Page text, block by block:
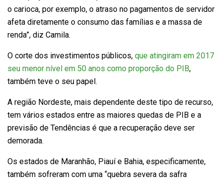
o carioca, por exemplo, o atraso no pagamentos de servidor
afeta diretamente o consumo das famílias e a massa de
renda”, diz Camila.
O corte dos investimentos públicos, que atingiram em 2017
seu menor nível em 50 anos como proporção do PIB,
também teve o seu papel.
A região Nordeste, mais dependente deste tipo de recurso,
tem vários estados entre as maiores quedas de PIB e a
previsão de Tendências é que a recuperação deve ser
demorada.
Os estados de Maranhão, Piauí e Bahia, especificamente,
também sofreram com uma “quebra severa da safra